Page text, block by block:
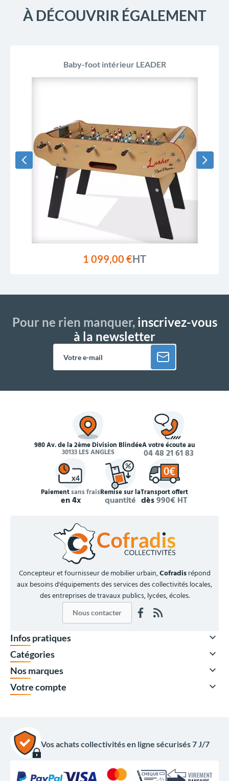
À DÉCOUVRIR ÉGALEMENT
Baby-foot intérieur LEADER
1 099,00 €HT
Pour ne rien manquer,inscrivez-vous
à la newsletter
980 Av. de la 2ème Division Blindée
30133 LES ANGLES
À votre écoute au
04 48 21 61 83
Paiementsans frais
en 4x
Remise sur la
quantité
Transport offert
dès990€ HT
Concepteur et fournisseur de mobilier urbain,Cofradisrépond
aux besoins d'équipements des services des collectivités locales,
des entreprises de travaux publics, lycées, écoles.
Nous contacter
Infos pratiques 
Catégories 
Nos marques 
Votre compte 
Vos achats collectivités en ligne sécurisés 7 J/7